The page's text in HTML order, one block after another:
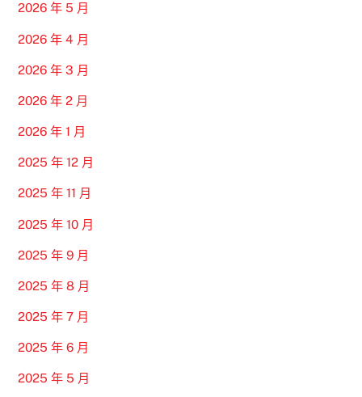
2026 年 5 月
2026 年 4 月
2026 年 3 月
2026 年 2 月
2026 年 1 月
2025 年 12 月
2025 年 11 月
2025 年 10 月
2025 年 9 月
2025 年 8 月
2025 年 7 月
2025 年 6 月
2025 年 5 月